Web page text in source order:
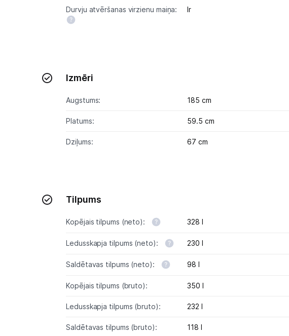
Durvju atvēršanas virzienu maiņa: Ir
Izmēri
Augstums: 185 cm
Platums: 59.5 cm
Dziļums: 67 cm
Tilpums
Kopējais tilpums (neto): 328 l
Ledusskapja tilpums (neto): 230 l
Saldētavas tilpums (neto): 98 l
Kopējais tilpums (bruto): 350 l
Ledusskapja tilpums (bruto): 232 l
Saldētavas tilpums (bruto): 118 l